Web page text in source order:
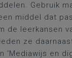
Gebruik
middel dat
leerkansen
ze
en